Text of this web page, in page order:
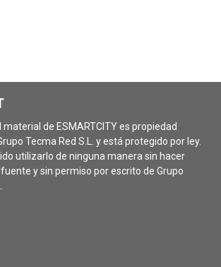
de ESMARTCITY es propiedad
Tecma Red S.L. y está protegido por ley.
utilizarlo de ninguna manera sin hacer
y sin permiso por escrito de Grupo